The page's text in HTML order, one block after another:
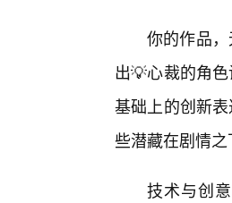
你的作品
出💡心裁的角
基础上的创新
些潜藏在剧情之
技术与创